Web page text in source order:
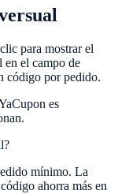
para mostrar el
el campo de
código por pedido.
es
?
mínimo. La
ahorra más en